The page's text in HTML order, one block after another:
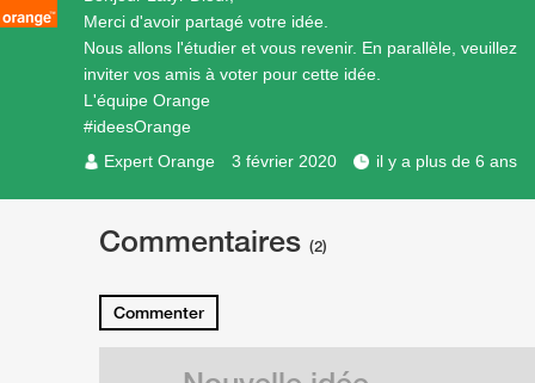
Merci d'avoir partagé votre idée.
Nous allons l'étudier et vous revenir. En parallèle, veuillez
inviter vos amis à voter pour cette idée.
L'équipe Orange
#ideesOrange
Expert Orange
3 février 2020 il y a plus de 6 ans
Commentaires (2)
Commenter